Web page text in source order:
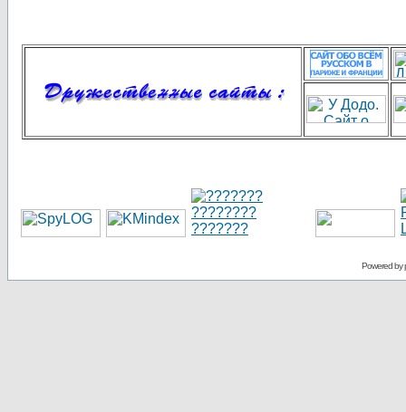
Powered by